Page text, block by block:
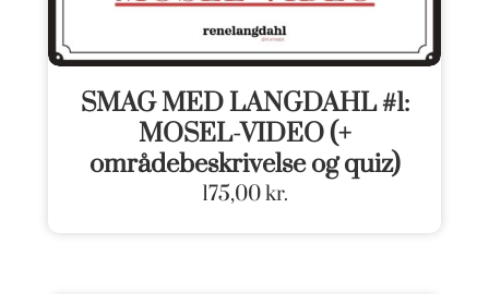
SMAG MED LANGDAHL #1:
MOSEL-VIDEO (+
områdebeskrivelse og quiz)
175,00kr.